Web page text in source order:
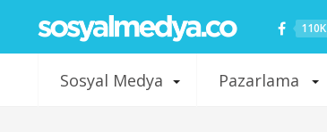
110K
Sosyal Medya Pazarlama